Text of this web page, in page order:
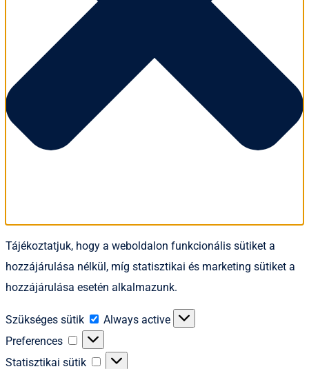
Tájékoztatjuk, hogy a weboldalon funkcionális sütiket a
hozzájárulása nélkül, míg statisztikai és marketing sütiket a
hozzájárulása esetén alkalmazunk.
Szükséges sütik
Szükséges
Always active
Preferences
Preferences
Statisztikai sütik
Statisztikai